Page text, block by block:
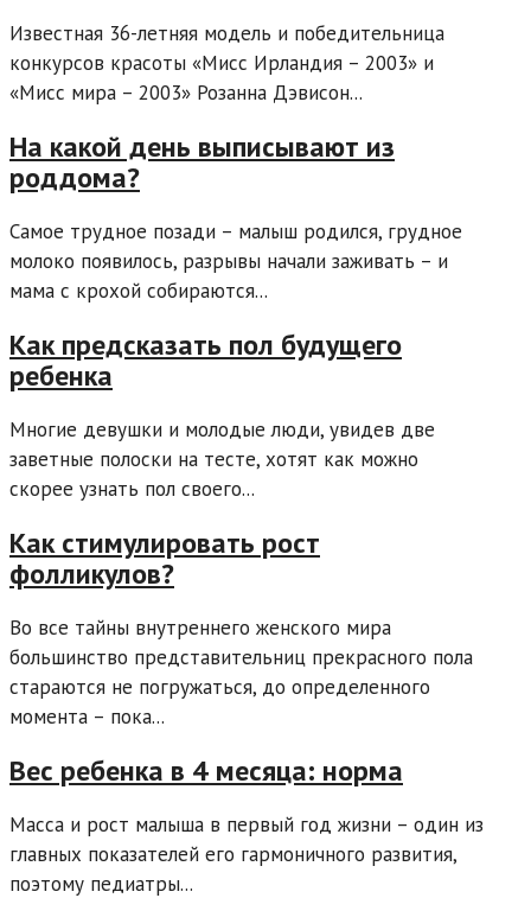
Известная 36-летняя модель и победительница
конкурсов красоты «Мисс Ирландия – 2003» и
«Мисс мира – 2003» Розанна Дэвисон...
На какой день выписывают из
роддома?
Самое трудное позади – малыш родился, грудное
молоко появилось, разрывы начали заживать – и
мама с крохой собираются...
Как предсказать пол будущего
ребенка
Многие девушки и молодые люди, увидев две
заветные полоски на тесте, хотят как можно
скорее узнать пол своего...
Как стимулировать рост
фолликулов?
Во все тайны внутреннего женского мира
большинство представительниц прекрасного пола
стараются не погружаться, до определенного
момента – пока...
Вес ребенка в 4 месяца: норма
Масса и рост малыша в первый год жизни – один из
главных показателей его гармоничного развития,
поэтому педиатры...